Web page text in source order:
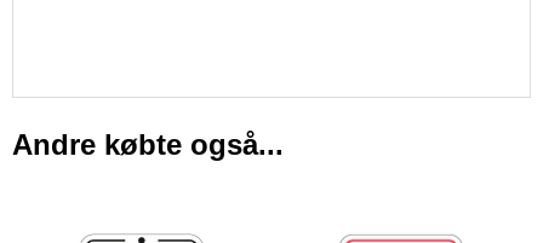
Andre købte også...